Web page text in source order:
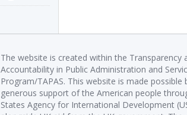
The website is created within the Transparency
Accountability in Public Administration and
Program/TAPAS. This website is made possible
generous support of the American people
States Agency for International Development